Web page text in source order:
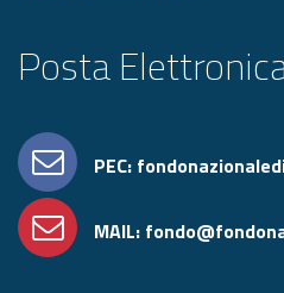
Posta
PEC:
MAIL: